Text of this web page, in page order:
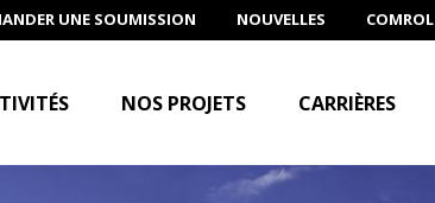
UNE SOUMISSION NOUVELLES COMROL
NOS PROJETS CARRIÈRES